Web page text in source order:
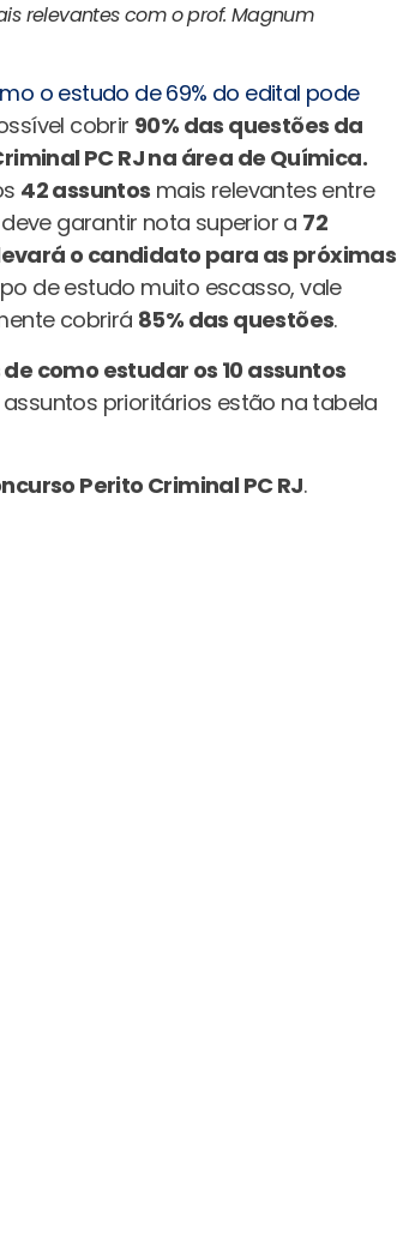
relevantes com o prof. Magnum
o estudo de 69% do edital pode
cobrir 90% das questões da
PC RJ na área de Química.
42 assuntos mais relevantes entre
garantir nota superior a 72
o candidato para as próximas
de estudo muito escasso, vale
cobrirá 85% das questões.
como estudar os 10 assuntos
assuntos prioritários estão na tabela
Perito Criminal PC RJ.